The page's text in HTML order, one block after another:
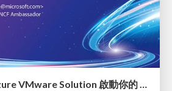
20240814-採用 Azure VMware Solution 啟動你的 Azure 雲端服務